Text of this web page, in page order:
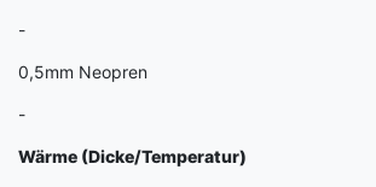
-
0,5mm Neopren
-
Wärme (Dicke/Temperatur)